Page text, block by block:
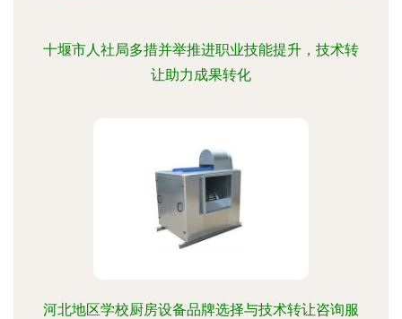
十堰市人社局多措并举推进职业技能提升，技术转
让助力成果转化
河北地区学校厨房设备品牌选择与技术转让咨询服